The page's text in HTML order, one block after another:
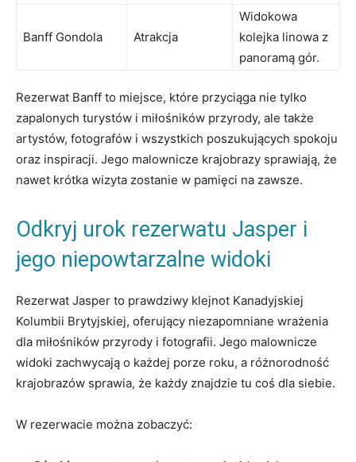
Banff Gondola Atrakcja
Widokowa
kolejka linowa z
panoramą gór.
Rezerwat Banff to miejsce, które przyciąga nie tylko
zapalonych turystów i miłośników przyrody, ale także
artystów, fotografów i wszystkich poszukujących spokoju
oraz inspiracji. Jego malownicze krajobrazy sprawiają, że
nawet krótka wizyta zostanie w pamięci na zawsze.
Odkryj urok rezerwatu Jasper i
jego niepowtarzalne widoki
Rezerwat Jasper to prawdziwy klejnot Kanadyjskiej
Kolumbii Brytyjskiej, oferujący niezapomniane wrażenia
dla miłośników przyrody i fotografii. Jego malownicze
widoki zachwycają o każdej porze roku, a różnorodność
krajobrazów sprawia, że każdy znajdzie tu coś dla siebie.
W rezerwacie można zobaczyć: